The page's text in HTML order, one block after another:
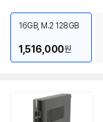
16GB, M.2 128GB
1,516,000원